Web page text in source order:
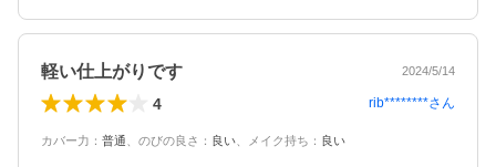
軽い仕上がりです 2024/5/14
4 rib********さん
カバー力 ： 普通 のびの良さ ： 良い メイク持ち ： 良い